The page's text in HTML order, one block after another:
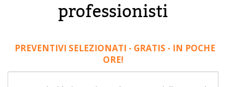
professionisti
PREVENTIVI SELEZIONATI - GRATIS - IN POCHE
ORE!